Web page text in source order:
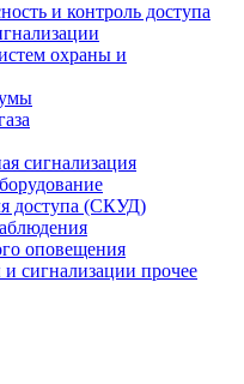
и контроль доступа
охраны и
сигнализация
доступа (СКУД)
оповещения
сигнализации прочее